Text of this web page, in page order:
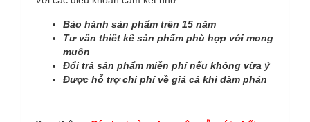
Bảo hành sản phẩm trên 15 năm
Tư vấn thiết kế sản phẩm phù hợp với mong
muốn
Đổi trả sản phẩm miễn phí nếu không vừa ý
Được hỗ trợ chi phí về giá cả khi đàm phán